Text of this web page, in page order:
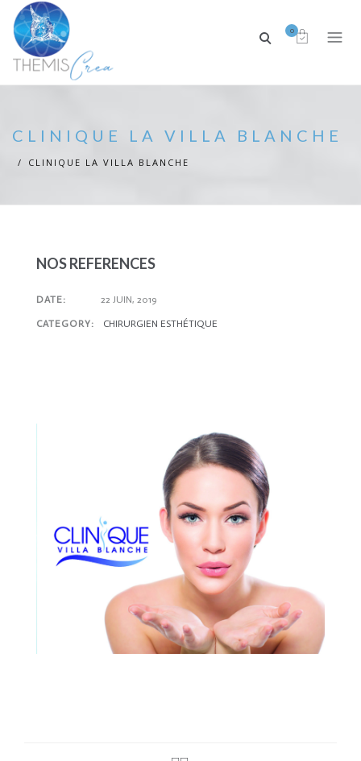
0
CLINIQUE LA VILLA BLANCHE
CLINIQUE LA VILLA BLANCHE
NOS REFERENCES
DATE: 22 JUIN, 2019
CATEGORY: CHIRURGIEN ESTHÉTIQUE